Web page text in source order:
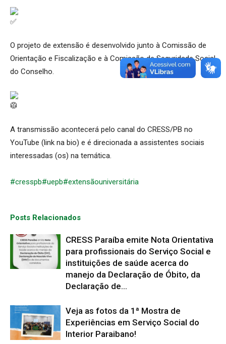
O projeto de extensão é desenvolvido junto à Comissão de
Orientação e Fiscalização e à Comissão de Seguridade Social
do Conselho.
A transmissão acontecerá pelo canal do CRESS/PB no
YouTube (link na bio) e é direcionada a assistentes sociais
interessadas (os) na temática.
#cresspb#uepb#extensãouniversitária
Posts Relacionados
CRESS Paraíba emite Nota Orientativa
para profissionais do Serviço Social e
instituições de saúde acerca do
manejo da Declaração de Óbito, da
Declaração de...
Veja as fotos da 1ª Mostra de
Experiências em Serviço Social do
Interior Paraibano!